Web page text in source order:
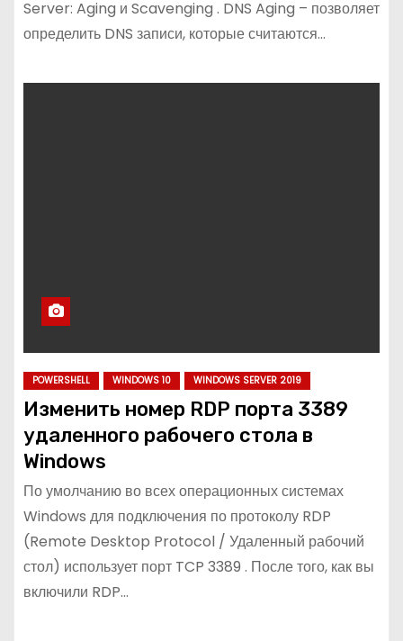
Server: Aging и Scavenging . DNS Aging – позволяет
определить DNS записи, которые считаются…
POWERSHELL WINDOWS 10 WINDOWS SERVER 2019
Изменить номер RDP порта 3389
удаленного рабочего стола в
Windows
По умолчанию во всех операционных системах
Windows для подключения по протоколу RDP
(Remote Desktop Protocol / Удаленный рабочий
стол) использует порт TCP 3389 . После того, как вы
включили RDP…